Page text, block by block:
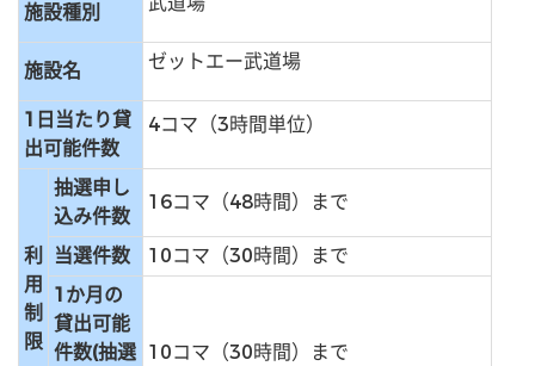
施設種別
施設名 ゼットエー武道場
1日当たり貸
出可能件数
4コマ（3時間単位）
利
用
制
限
抽選申し
込み件数
16コマ（48時間）まで
当選件数
10コマ（30時間）まで
1か月の
貸出可能
件数(抽選 10コマ（30時間）まで